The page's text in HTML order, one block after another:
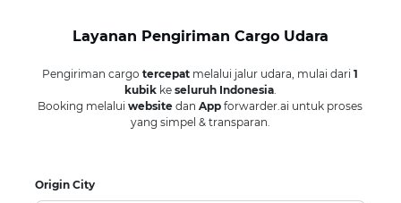
Layanan Pengiriman Cargo Udara
Pengiriman cargotercepat melalui jalur udara, mulai dari1
kubikke seluruh Indonesia.
Booking melaluiwebsite danApp forwarder.ai untuk proses
yang simpel & transparan.
Origin City